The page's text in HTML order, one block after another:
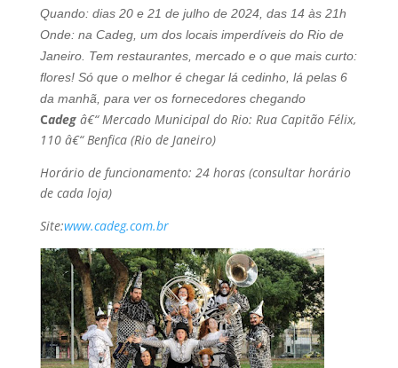
Quando: dias 20 e 21 de julho de 2024, das 14 às 21h
Onde: na Cadeg, um dos locais imperdí­veis do Rio de
Janeiro. Tem restaurantes, mercado e o que mais curto:
flores! Só que o melhor é chegar lá cedinho, lá pelas 6
da manhã, para ver os fornecedores chegando
Cadegâ€“ Mercado Municipal do Rio: Rua Capitão Félix,
110 â€“ Benfica (Rio de Janeiro)
Horário de funcionamento: 24 horas (consultar horário
de cada loja)
Site:www.cadeg.com.br